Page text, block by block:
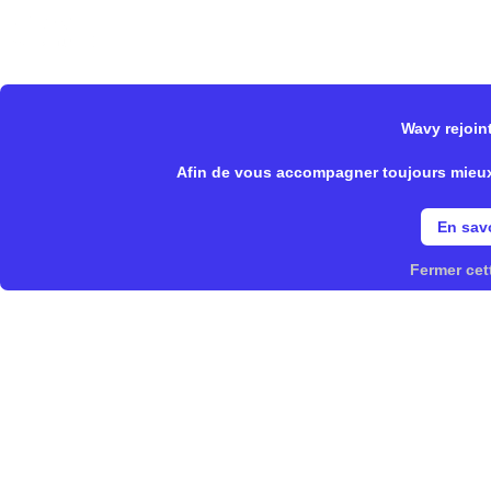
Wavy
Afin de vous accompagner toujours
En
Fermer
> Epycure >